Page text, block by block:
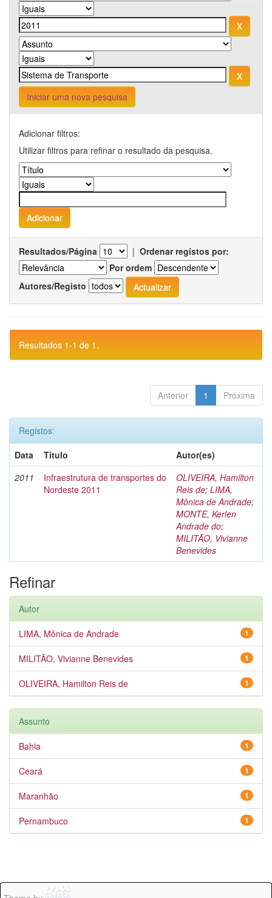
Iniciar uma nova pesquisa
Adicionar filtros:
Utilizar filtros para refinar o resultado da pesquisa.
Resultados/Página | Ordenar registos por:
Por ordem
Autores/Registo
Resultados 1-1 de 1.
Anterior 1 Próxima
Registos:
Data
Título
Autor(es)
2011
Infraestrutura de transportes do
Nordeste 2011
OLIVEIRA, Hamilton
Reis de; LIMA,
Mônica de Andrade;
MONTE, Kerlen
Andrade do;
MILITÃO, Vivianne
Benevides
Refinar
Autor
1
LIMA, Mônica de Andrade
1
MILITÃO, Vivianne Benevides
1
OLIVEIRA, Hamilton Reis de
Assunto
1
Bahia
1
Ceará
1
Maranhão
1
Pernambuco